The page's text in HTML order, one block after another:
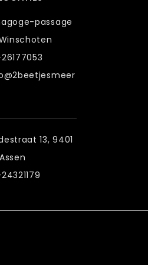
passage
13, 9401